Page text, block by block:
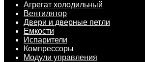
Агрегат холодильный
Вентилятор
Двери и дверные петли
Емкости
Испарители
Компрессоры
Модули управления